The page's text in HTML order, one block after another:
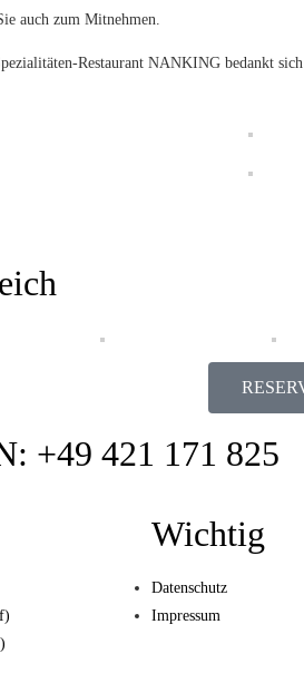
auch zum Mitnehmen.
Restaurant NANKING bedankt
+49 421 171 825
Wichtig
Datenschutz
Impressum